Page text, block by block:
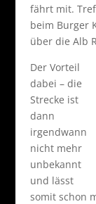
fährt mit.
beim Burger
über die Alb
Der Vorteil
dabei – die
Strecke ist
dann
irgendwann
nicht mehr
unbekannt
und lässt
somit schon